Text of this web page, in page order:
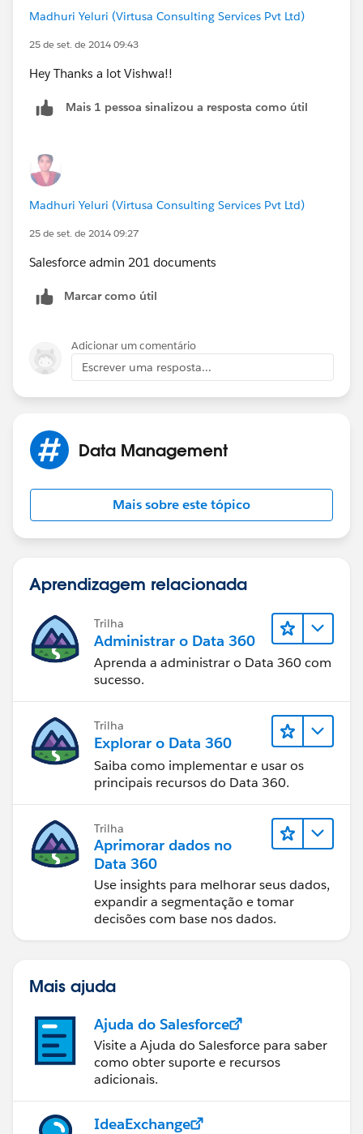
Madhuri Yeluri (Virtusa Consulting Services Pvt Ltd)
25 de set. de 2014 09:43
Hey Thanks a lot Vishwa!!
Mais 1 pessoa sinalizou a resposta como útil
Madhuri Yeluri (Virtusa Consulting Services Pvt Ltd)
25 de set. de 2014 09:27
Salesforce admin 201 documents
Marcar como útil
Adicionar um comentário
Escrever uma resposta...
Data Management
Mais sobre este tópico
Aprendizagem relacionada
Trilha
Administrar o Data 360
Aprenda a administrar o Data 360 com
sucesso.
Trilha
Explorar o Data 360
Saiba como implementar e usar os
principais recursos do Data 360.
Trilha
Aprimorar dados no
Data 360
Use insights para melhorar seus dados,
expandir a segmentação e tomar
decisões com base nos dados.
Mais ajuda
Ajuda do Salesforce
Visite a Ajuda do Salesforce para saber
como obter suporte e recursos
adicionais.
IdeaExchange